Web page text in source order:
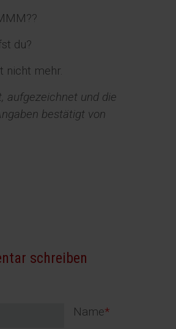
du?
nicht mehr.
aufgezeichnet und die
bestätigt von
schreiben
Pflichtfeld
Name*